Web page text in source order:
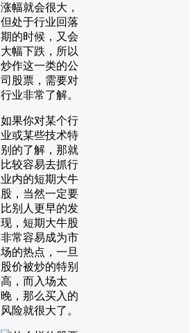
涨幅就会很大，
但处于行业回落
期的时候，又会
大幅下跌，所以
炒作这一类的公
司股票，需要对
行业非常了解。
如果你对某个行
业或某些技术特
别的了解，那就
比较容易去抓行
业内的短期大牛
股，当然一定要
比别人更早的发
现，短期大牛股
非常容易成为市
场的热点，一旦
股价被炒的特别
高，而入场太
晚，那么买入的
风险就很大了。